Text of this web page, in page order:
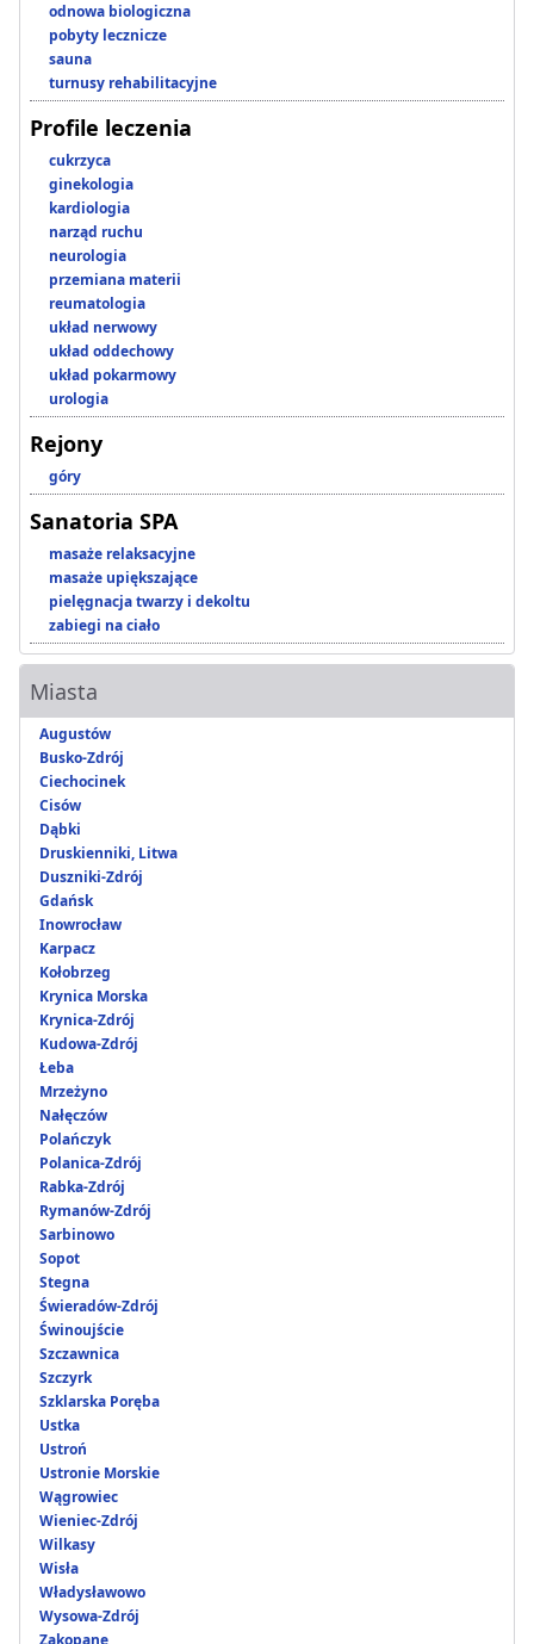
odnowa biologiczna
pobyty lecznicze
sauna
turnusy rehabilitacyjne
Profile leczenia
cukrzyca
ginekologia
kardiologia
narząd ruchu
neurologia
przemiana materii
reumatologia
układ nerwowy
układ oddechowy
układ pokarmowy
urologia
Rejony
góry
Sanatoria SPA
masaże relaksacyjne
masaże upiększające
pielęgnacja twarzy i dekoltu
zabiegi na ciało
Miasta
Augustów
Busko-Zdrój
Ciechocinek
Cisów
Dąbki
Druskienniki, Litwa
Duszniki-Zdrój
Gdańsk
Inowrocław
Karpacz
Kołobrzeg
Krynica Morska
Krynica-Zdrój
Kudowa-Zdrój
Łeba
Mrzeżyno
Nałęczów
Polańczyk
Polanica-Zdrój
Rabka-Zdrój
Rymanów-Zdrój
Sarbinowo
Sopot
Stegna
Świeradów-Zdrój
Świnoujście
Szczawnica
Szczyrk
Szklarska Poręba
Ustka
Ustroń
Ustronie Morskie
Wągrowiec
Wieniec-Zdrój
Wilkasy
Wisła
Władysławowo
Wysowa-Zdrój